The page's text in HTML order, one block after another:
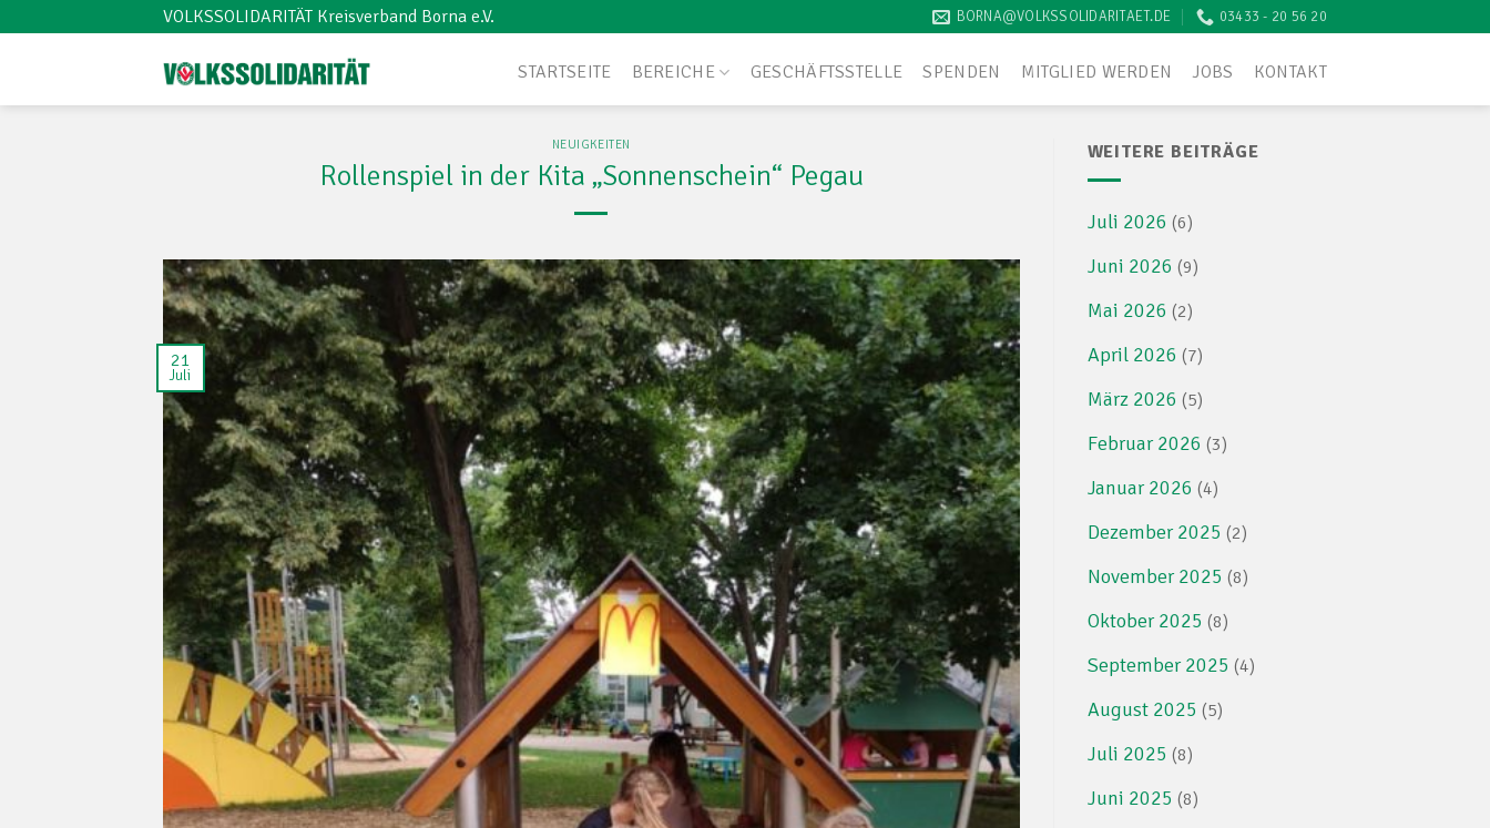
to
VOLKSSOLIDARITÄT Kreisverband Borna e.V. BORNA@VOLKSSOLIDARITAET.DE 03433 - 20 56 20
STARTSEITE BEREICHE GESCHÄFTSSTELLE SPENDEN MITGLIED WERDEN JOBS KONTAKT
NEUIGKEITEN
Rollenspiel in der Kita „Sonnenschein“ Pegau
21
Juli
WEITERE BEITRÄGE
Juli 2026 (6)
Juni 2026 (9)
Mai 2026 (2)
April 2026 (7)
März 2026 (5)
Februar 2026 (3)
Januar 2026 (4)
Dezember 2025 (2)
November 2025 (8)
Oktober 2025 (8)
September 2025 (4)
August 2025 (5)
Juli 2025 (8)
Juni 2025 (8)